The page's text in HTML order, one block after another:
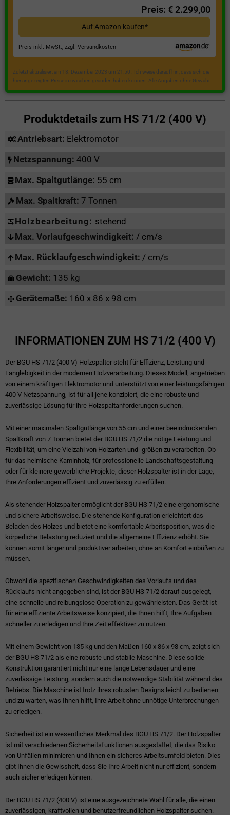
Preis: € 2.299,00
Auf Amazon kaufen*
Preis inkl. MwSt., zzgl. Versandkosten
Zuletzt aktualisiert am 18. Dezember 2023 um 21:50 . Ich weise darauf hin, dass sich die
hier angezeigten Preise inzwischen geändert haben können. Alle Angaben ohne Gewähr.
Produktdetails zum HS 71/2 (400 V)
Antriebsart: Elektromotor
Netzspannung: 400 V
Max. Spaltgutlänge: 55 cm
Max. Spaltkraft: 7 Tonnen
Holzbearbeitung: stehend
Max. Vorlaufgeschwindigkeit: / cm/s
Max. Rücklaufgeschwindigkeit: / cm/s
Gewicht: 135 kg
Gerätemaße: 160 x 86 x 98 cm
INFORMATIONEN ZUM HS 71/2 (400 V)
Der BGU HS 71/2 (400 V) Holzspalter steht für Effizienz, Leistung und
Langlebigkeit in der modernen Holzverarbeitung. Dieses Modell, angetrieben
von einem kräftigen Elektromotor und unterstützt von einer leistungsfähigen
400 V Netzspannung, ist für all jene konzipiert, die eine robuste und
zuverlässige Lösung für ihre Holzspaltanforderungen suchen.
Mit einer maximalen Spaltgutlänge von 55 cm und einer beeindruckenden
Spaltkraft von 7 Tonnen bietet der BGU HS 71/2 die nötige Leistung und
Flexibilität, um eine Vielzahl von Holzarten und -größen zu verarbeiten. Ob
für das heimische Kaminholz, für professionelle Landschaftsgestaltung
oder für kleinere gewerbliche Projekte, dieser Holzspalter ist in der Lage,
Ihre Anforderungen effizient und zuverlässig zu erfüllen.
Als stehender Holzspalter ermöglicht der BGU HS 71/2 eine ergonomische
und sichere Arbeitsweise. Die stehende Konfiguration erleichtert das
Beladen des Holzes und bietet eine komfortable Arbeitsposition, was die
körperliche Belastung reduziert und die allgemeine Effizienz erhöht. Sie
können somit länger und produktiver arbeiten, ohne an Komfort einbüßen zu
müssen.
Obwohl die spezifischen Geschwindigkeiten des Vorlaufs und des
Rücklaufs nicht angegeben sind, ist der BGU HS 71/2 darauf ausgelegt,
eine schnelle und reibungslose Operation zu gewährleisten. Das Gerät ist
für eine effiziente Arbeitsweise konzipiert, die Ihnen hilft, Ihre Aufgaben
schneller zu erledigen und Ihre Zeit effektiver zu nutzen.
Mit einem Gewicht von 135 kg und den Maßen 160 x 86 x 98 cm, zeigt sich
der BGU HS 71/2 als eine robuste und stabile Maschine. Diese solide
Konstruktion garantiert nicht nur eine lange Lebensdauer und eine
zuverlässige Leistung, sondern auch die notwendige Stabilität während des
Betriebs. Die Maschine ist trotz ihres robusten Designs leicht zu bedienen
und zu warten, was Ihnen hilft, Ihre Arbeit ohne unnötige Unterbrechungen
zu erledigen.
Sicherheit ist ein wesentliches Merkmal des BGU HS 71/2. Der Holzspalter
ist mit verschiedenen Sicherheitsfunktionen ausgestattet, die das Risiko
von Unfällen minimieren und Ihnen ein sicheres Arbeitsumfeld bieten. Dies
gibt Ihnen die Gewissheit, dass Sie Ihre Arbeit nicht nur effizient, sondern
auch sicher erledigen können.
Der BGU HS 71/2 (400 V) ist eine ausgezeichnete Wahl für alle, die einen
zuverlässigen, kraftvollen und benutzerfreundlichen Holzspalter suchen.